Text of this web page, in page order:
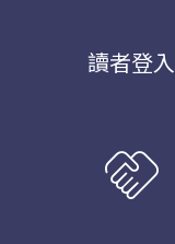
讀者登入
handshake